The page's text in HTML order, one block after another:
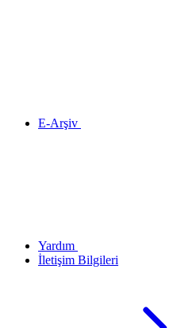
E-Arşiv
Yardım
İletişim Bilgileri